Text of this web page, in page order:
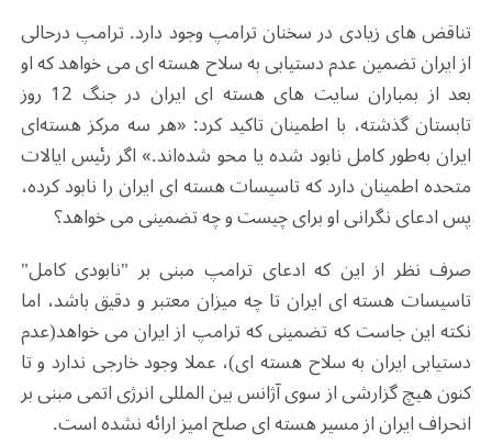
تناقض های زیادی در سخنان ترامپ وجود دارد. ترامپ درحالی
از ایران تضمین عدم دستیابی به سلاح هسته ای می خواهد که او
بعد از بمباران سایت های هسته ای ایران در جنگ 12 روز
تابستان گذشته، با اطمینان تاکید کرد: «هر سه مرکز هسته‌ای
ایران به‌طور کامل نابود شده یا محو شده‌اند.» اگر رئیس ایالات
متحده اطمینان دارد که تاسیسات هسته ای ایران را نابود کرده،
پس ادعای نگرانی او برای چیست و چه تضمینی می خواهد؟
صرف نظر از این که ادعای ترامپ مبنی بر "نابودی کامل"
تاسیسات هسته ای ایران تا چه میزان معتبر و دقیق باشد، اما
نکته این جاست که تضمینی که ترامپ از ایران می خواهد(عدم
دستیابی ایران به سلاح هسته ای)، عملا وجود خارجی ندارد و تا
کنون هیچ گزارشی از سوی آژانس بین المللی انرژی اتمی مبنی بر
انحراف ایران از مسیر هسته ای صلح امیز ارائه نشده است.